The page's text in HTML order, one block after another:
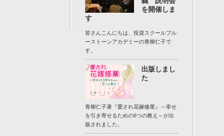
を開催しま
す
皆さんこんにちは、投資スクールブル
ーストーンアカデミーの青柳仁子で
す。
出版しまし
た
青柳仁子著『愛され花嫁修業』～幸せ
を引き寄せるための6つの教え～が出
版されました。